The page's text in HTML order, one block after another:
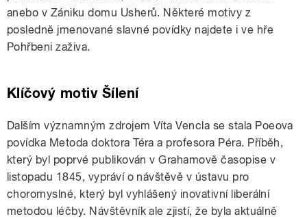
anebo v Zániku domu Usherů. Některé motivy z
posledně jmenované slavné povídky najdete i ve hře
Pohřbeni zaživa.
Klíčový motiv Šílení
Dalším významným zdrojem Víta Vencla se stala Poeova
povídka Metoda doktora Téra a profesora Péra. Příběh,
který byl poprvé publikován v Grahamově časopise v
listopadu 1845, vypráví o návštěvě v ústavu pro
choromyslné, který byl vyhlášený inovativní liberální
metodou léčby. Návštěvník ale zjistí, že byla aktuálně